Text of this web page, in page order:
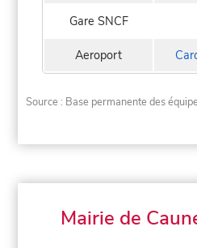
Gare SNCF
Aeroport
Source : Base permanente des
Mairie de